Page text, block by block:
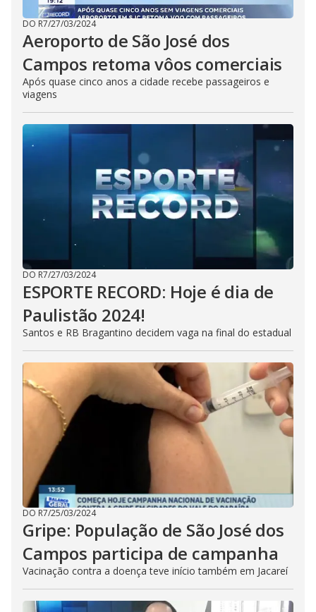
DO R7/27/03/2024
Aeroporto de São José dos
Campos retoma vôos comerciais
Após quase cinco anos a cidade recebe passageiros e
viagens
DO R7/27/03/2024
ESPORTE RECORD: Hoje é dia de
Paulistão 2024!
Santos e RB Bragantino decidem vaga na final do estadual
DO R7/25/03/2024
Gripe: População de São José dos
Campos participa de campanha
Vacinação contra a doença teve início também em Jacareí